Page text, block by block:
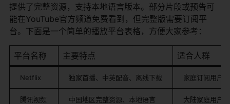
提供了完整资源，支持本地语言版本。部分片段或预告可
能在YouTube官方频道免费看到，但完整版需要订阅平
台。下面是一个简单的播放平台表格，方便大家参考：
平台名称 主要特点 适合人群
Netflix 独家首播、中英配音、离线下载 家庭订阅用户
腾讯视频 中国地区完整资源、本地语言 大陆家庭用户